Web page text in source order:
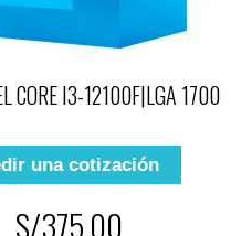
CORE I3-12100F|LGA 1700
una cotización
S/375.00